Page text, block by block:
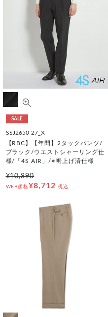
SALE
SSJ2650-27_X
【RBC】【年間】2タックパンツ/
ブラック/ウエストシャーリング仕
様/「4S AIR」/※裾上げ済仕様
¥10,890
WEB価格¥8,712 税込